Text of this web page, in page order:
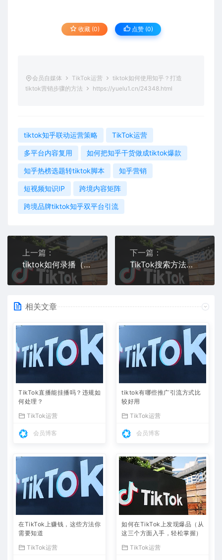
收藏 (0) 点赞 (0)
会员自媒体 TikTok运营
tiktok如何使用知乎？打造
tiktok营销步骤的方法
https://yuelu1.cn/24348.html
tiktok知乎联动运营策略 TikTok运营
多平台内容复用 如何把知乎干货做成tiktok爆款
知乎热榜选题转tiktok脚本 知乎营销
短视频知识IP 跨境内容矩阵
跨境品牌tiktok知乎双平台引流
上一篇：
tiktok如何录播（一步步教你如何录制tiktok视频）
下一篇：
TikTok搜索方法介绍轻松找到你想要的内容
相关文章
TikTok直播能挂播吗？违规如
何处理？
TikTok运营
会员博客
tiktok有哪些推广引流方式比
较好用
TikTok运营
会员博客
在TikTok上赚钱，这些方法你
需要知道
TikTok运营
如何在TikTok上发现爆品（从
这三个方面入手，轻松掌握）
TikTok运营